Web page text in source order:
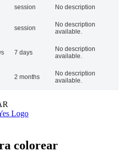
session No description
session
No description
available.
7 days
No description
available.
2 months
No description
available.
colorear